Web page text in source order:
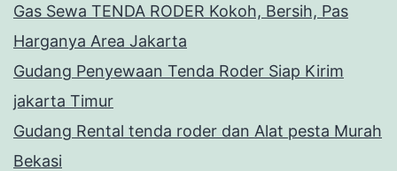
Gas Sewa TENDA RODER Kokoh, Bersih, Pas
Harganya Area Jakarta
Gudang Penyewaan Tenda Roder Siap Kirim
jakarta Timur
Gudang Rental tenda roder dan Alat pesta Murah
Bekasi